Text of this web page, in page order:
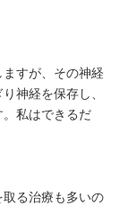
すが、その神経
神経を保存し、
私はできるだ
る治療も多いの